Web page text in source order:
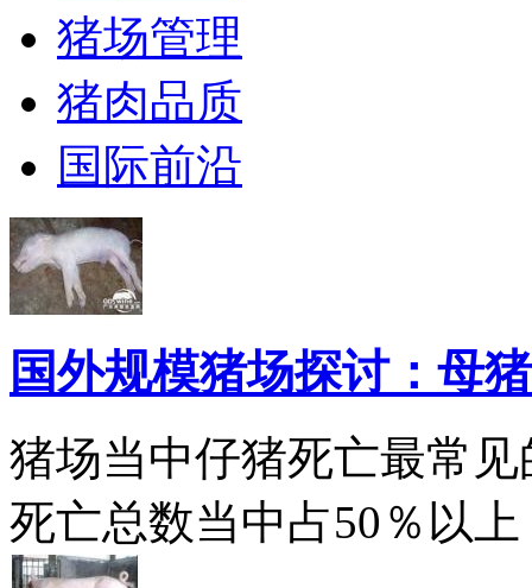
猪场管理
猪肉品质
国际前沿
国外规模猪场探讨：母
猪场当中仔猪死亡最常
死亡总数当中占50％以上